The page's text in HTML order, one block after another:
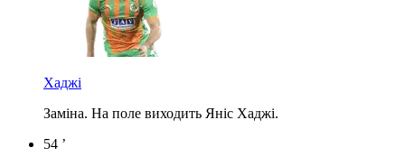
Хаджі
Заміна. На поле виходить Яніс Хаджі.
54 ’